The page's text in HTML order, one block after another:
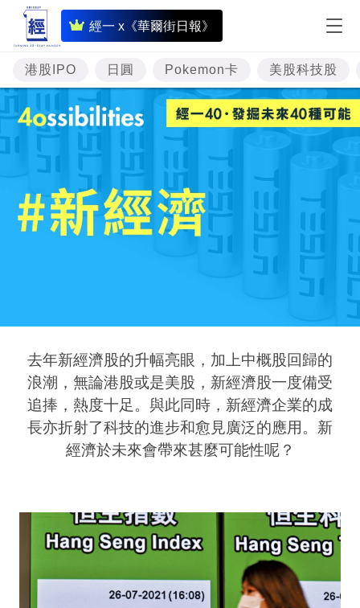
經一 x《華爾街日報》
即
時
財
經
專
資
樓
業
科
技
職
生
活
事
港股IPO 日圓 Pokemon卡 美股科技股
去年新經濟股的升幅亮眼，加上中概股回歸的
浪潮，無論港股或是美股，新經濟股一度備受
追捧，熱度十足。與此同時，新經濟企業的成
長亦折射了科技的進步和愈見廣泛的應用。新
經濟於未來會帶來甚麼可能性呢？